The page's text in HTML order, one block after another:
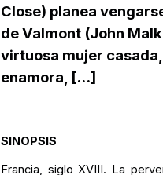
Close) planea
de Valmont (John
virtuosa mujer
enamora, [...]
SINOPSIS
Francia, siglo XVIII. La